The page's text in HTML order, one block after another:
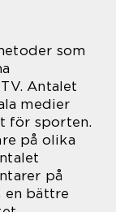
som
Antalet
medier
för sporten.
på olika
på
en bättre